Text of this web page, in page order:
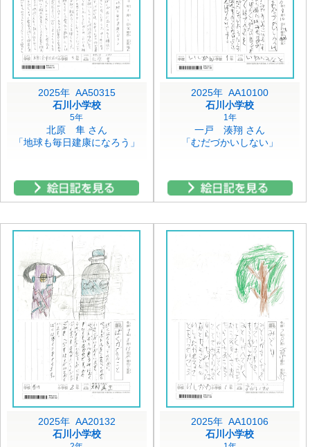
2025年 AA50315
石川小学校
5年
北原 隼 さん
「地球も毎日建康になろう」
2025年 AA10100
石川小学校
1年
一戸 湊翔 さん
「むだづかいしない」
2025年 AA20132
石川小学校
2025年 AA10106
石川小学校